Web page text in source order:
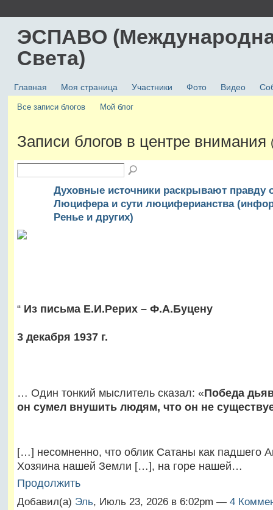
ЭСПАВО
Света)
Главная Моя страница Участники Фото Видео
Все записи блогов Мой блог
Записи блогов в центре внимания
Духовные источники раскрывают правду
Люцифера и сути люциферианства
Ренье и других)
“ Из письма Е.И.Рерих – Ф.А.Буцену
3 декабря 1937 г.
… Один тонкий мыслитель сказал: «Победа
он сумел внушить людям, что он не
[…] несомненно, что облик Сатаны как падшего
Хозяина нашей Земли […], на горе нашей…
Продолжить
Добавил(а) Эль, Июль 23, 2026 в 6:02pm — 4